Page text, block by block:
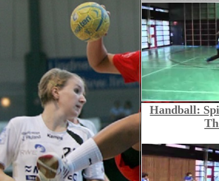
Handball: